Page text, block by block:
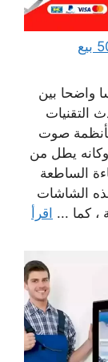
بيع تلفزيونات شاشات الكويت 50050623 بيع
واضحا بين
التقنيات
140و 150 بوصة وبأنظمة صوت
يطل من
الساطعة
الشاشات
، كما ... اقرأ